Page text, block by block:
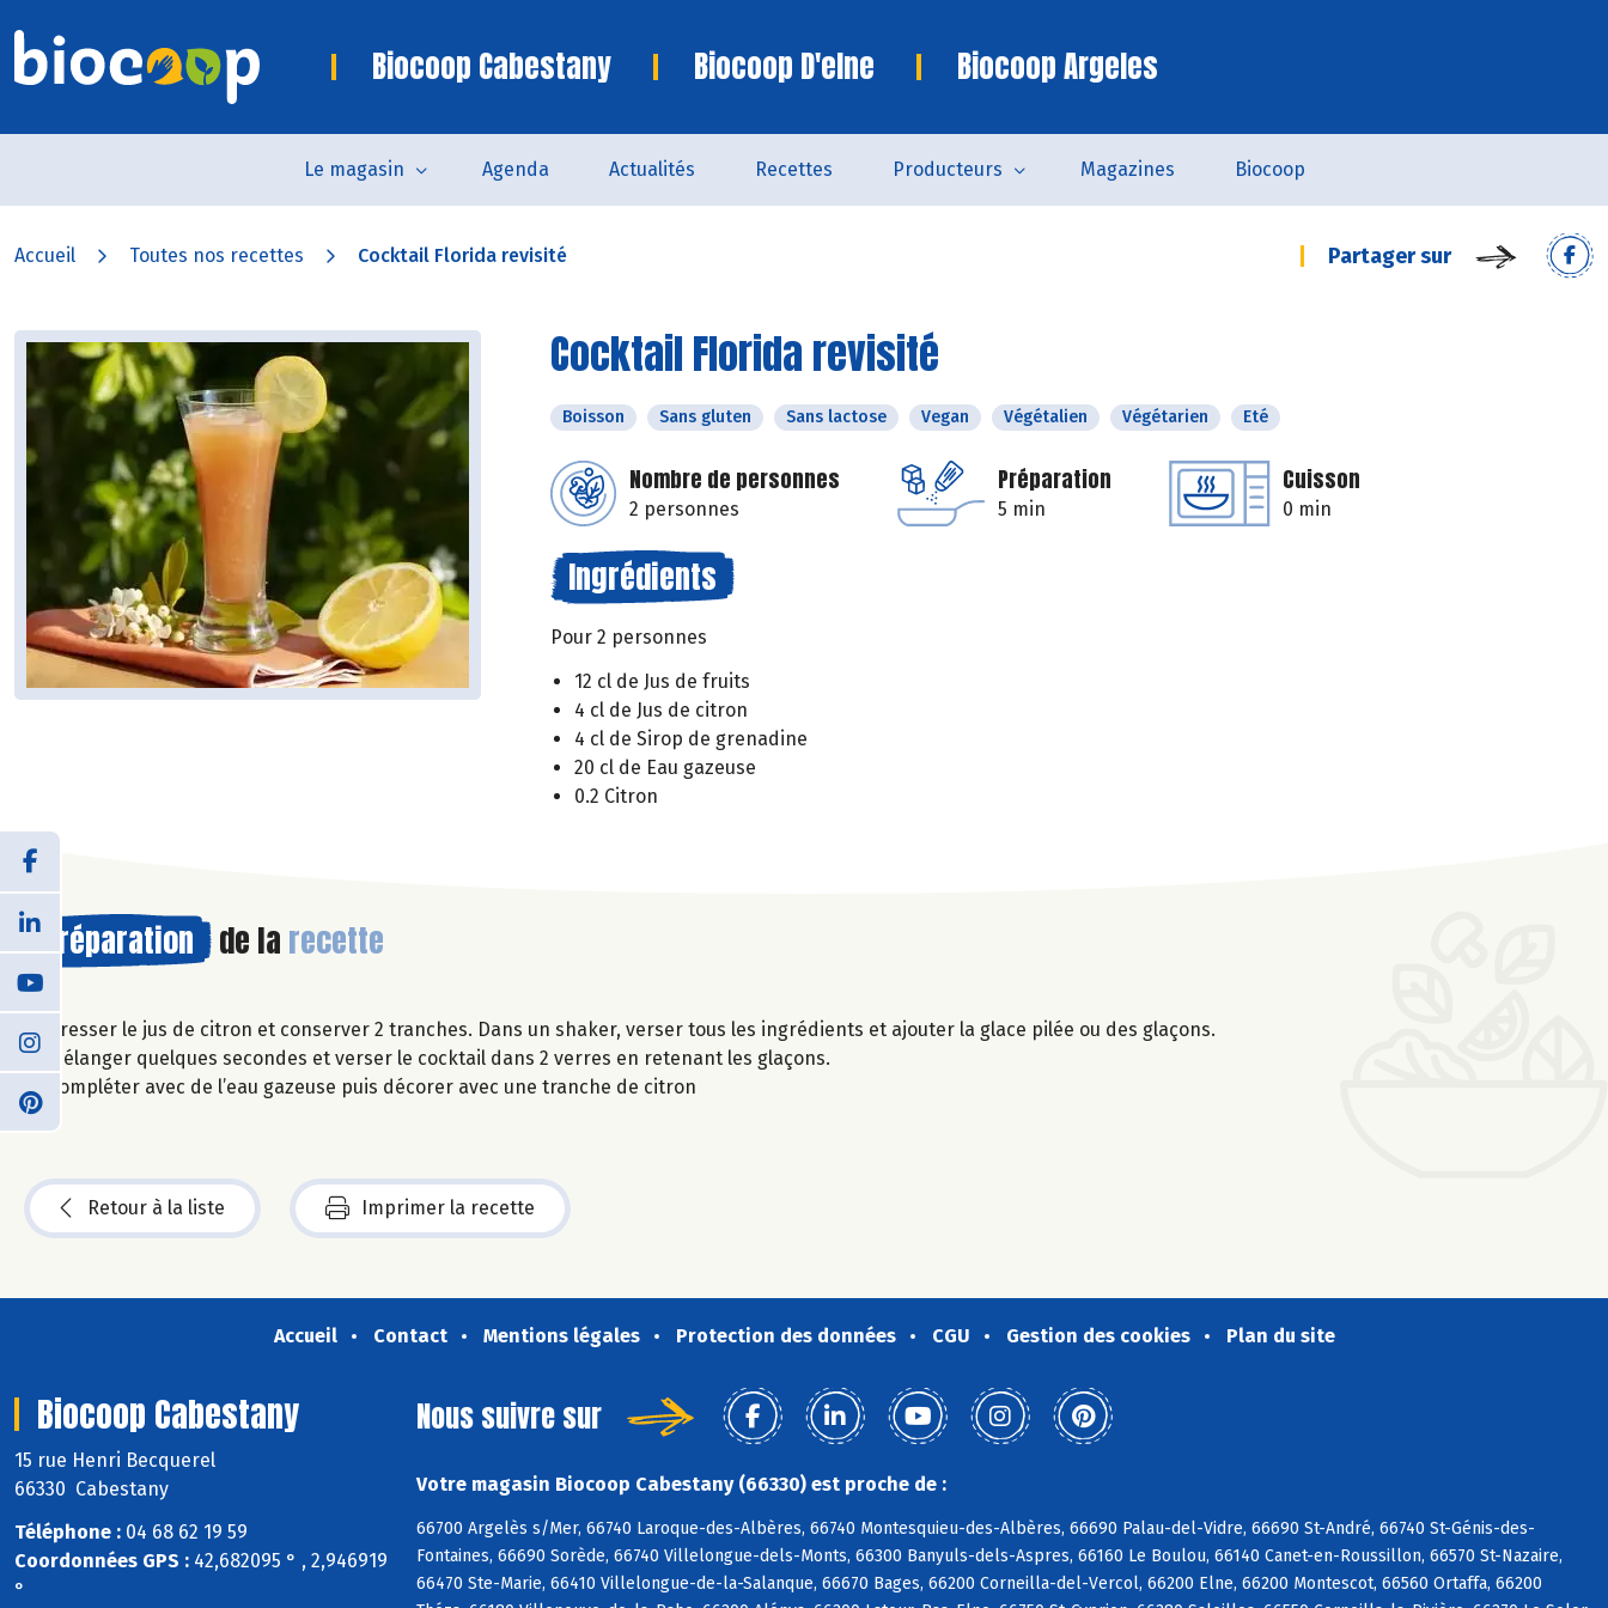
Biocoop Cabestany Biocoop D'elne Biocoop Argeles
Le magasin Agenda Actualités Recettes Producteurs Magazines Biocoop
Accueil Toutes nos recettes Cocktail Florida revisité Partager sur
Cocktail Florida revisité
Boisson Sans gluten Sans lactose Vegan Végétalien Végétarien Eté
Nombre de personnes
2 personnes
Préparation
5 min
Cuisson
0 min
Ingrédients
Pour 2 personnes
12 cl de Jus de fruits
4 cl de Jus de citron
4 cl de Sirop de grenadine
20 cl de Eau gazeuse
0.2 Citron
Préparation de la recette
Presser le jus de citron et conserver 2 tranches. Dans un shaker, verser tous les ingrédients et ajouter la glace pilée ou des glaçons.
Mélanger quelques secondes et verser le cocktail dans 2 verres en retenant les glaçons.
Compléter avec de l’eau gazeuse puis décorer avec une tranche de citron
Retour à la liste Imprimer la recette
Accueil Contact Mentions légales Protection des données CGU Gestion des cookies Plan du site
Biocoop Cabestany
15 rue Henri Becquerel
66330 Cabestany
Téléphone : 04 68 62 19 59
Coordonnées GPS : 42,682095 ° , 2,946919
°
Nous suivre sur
Votre magasin Biocoop Cabestany (66330) est proche de :
66700 Argelès s/Mer, 66740 Laroque-des-Albères, 66740 Montesquieu-des-Albères, 66690 Palau-del-Vidre, 66690 St-André, 66740 St-Génis-des-
Fontaines, 66690 Sorède, 66740 Villelongue-dels-Monts, 66300 Banyuls-dels-Aspres, 66160 Le Boulou, 66140 Canet-en-Roussillon, 66570 St-Nazaire,
66470 Ste-Marie, 66410 Villelongue-de-la-Salanque, 66670 Bages, 66200 Corneilla-del-Vercol, 66200 Elne, 66200 Montescot, 66560 Ortaffa, 66200